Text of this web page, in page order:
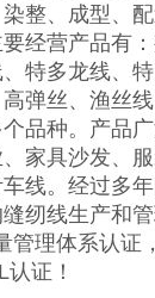
整、成型、
经营产品有
特多龙线、
弹丝、渔丝
品种。产品广
家具沙发、
线。经过多
纫线生产和
管理体系认证
证！